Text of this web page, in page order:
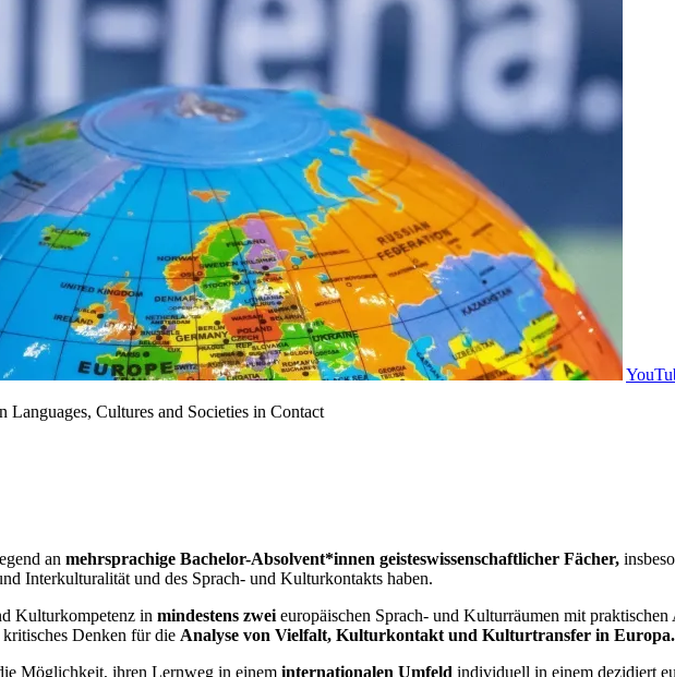
Languages, Cultures and Societies in Contact
an mehrsprachige Bachelor-Absolvent*innen geisteswissenschaftlicher Fächer,
Interkulturalität und des Sprach- und Kulturkontakts haben.
Kulturkompetenz in mindestens zwei europäischen Sprach- und Kulturräumen mit
Denken für die Analyse von Vielfalt, Kulturkontakt und Kulturtransfer in Europa.
Möglichkeit, ihren Lernweg in einem internationalen Umfeld individuell in einem dezidiert